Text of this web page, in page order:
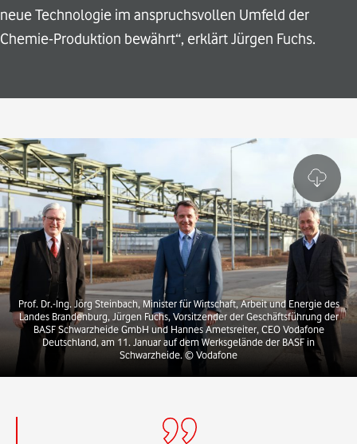
neue Technologie im anspruchsvollen Umfeld der
Chemie-Produktion bewährt“, erklärt Jürgen Fuchs.
Prof. Dr.-Ing. Jörg Steinbach, Minister für Wirtschaft, Arbeit und Energie des
Landes Brandenburg, Jürgen Fuchs, Vorsitzender der Geschäftsführung der
BASF Schwarzheide GmbH und Hannes Ametsreiter, CEO Vodafone
Deutschland, am 11. Januar auf dem Werksgelände der BASF in
Schwarzheide. © Vodafone